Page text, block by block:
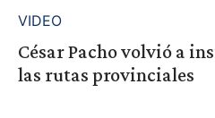
VIDEO
César Pacho volvió a
las rutas provinciales